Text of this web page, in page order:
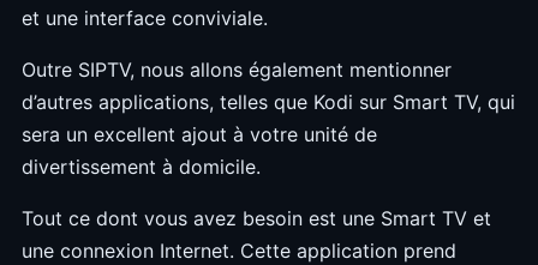
et une interface conviviale.
Outre SIPTV, nous allons également mentionner
d’autres applications, telles que Kodi sur Smart TV, qui
sera un excellent ajout à votre unité de
divertissement à domicile.
Tout ce dont vous avez besoin est une Smart TV et
une connexion Internet. Cette application prend